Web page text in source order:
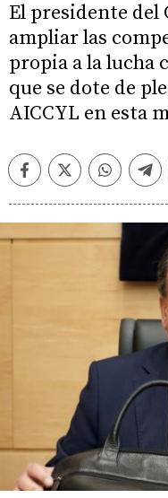
El presidente del
ampliar las
propia a la lucha
que se dote de
AICCYL en esta
FacebookTwitter